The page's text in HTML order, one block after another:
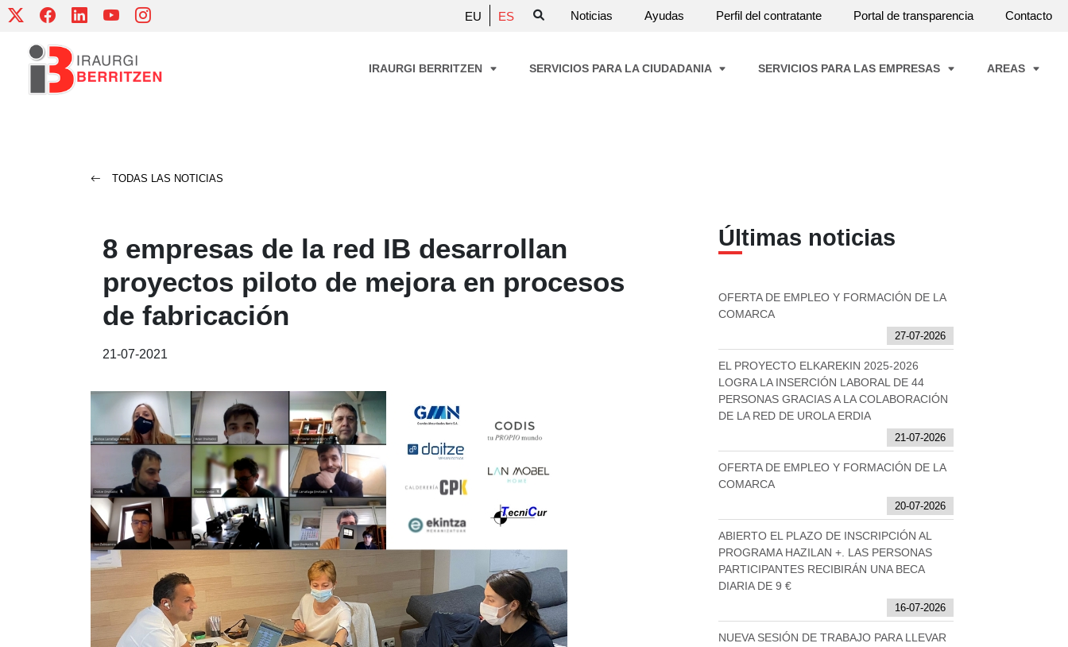
Skip
content
EU ES Noticias Ayudas Perfil del contratante Portal de transparencia Contacto
IRAURGI BERRITZEN SERVICIOS PARA LA CIUDADANIA SERVICIOS PARA LAS EMPRESAS AREAS
TODAS LAS NOTICIAS
8 empresas de la red IB desarrollan
proyectos piloto de mejora en procesos
de fabricación
21-07-2021
Últimas noticias
OFERTA DE EMPLEO Y FORMACIÓN DE LA
COMARCA
27-07-2026
EL PROYECTO ELKAREKIN 2025-2026
LOGRA LA INSERCIÓN LABORAL DE 44
PERSONAS GRACIAS A LA COLABORACIÓN
DE LA RED DE UROLA ERDIA
21-07-2026
OFERTA DE EMPLEO Y FORMACIÓN DE LA
COMARCA
20-07-2026
ABIERTO EL PLAZO DE INSCRIPCIÓN AL
PROGRAMA HAZILAN +. LAS PERSONAS
PARTICIPANTES RECIBIRÁN UNA BECA
DIARIA DE 9 €
16-07-2026
NUEVA SESIÓN DE TRABAJO PARA LLEVAR